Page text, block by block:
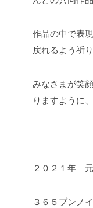
作品の中で表
戻れるよう祈
みなさまが笑
りますように
２０２１年
３６５ブンノ